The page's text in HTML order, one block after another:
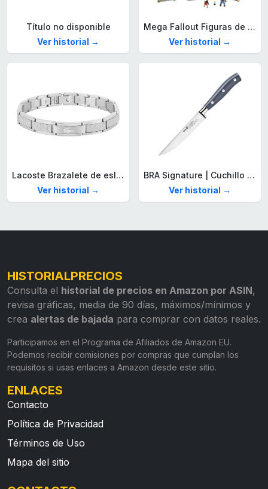
Título no disponible
Ver historial →
Mega Fallout Figuras de acción y Juguetes de construcción, Parada de Camiones Red Rocket con 824 Piezas, 2 Personajes articulados y Accesorios, para coleccionistas, HXT00
Ver historial →
Lacoste Brazalete de eslabón para Hombre Colección STENCIL de Acero inoxidable
Ver historial →
BRA Signature | Cuchillo tomatero 120 mm, Acero Inoxidable alemán forjado con Molibdeno Vanadio, Mango Remachado ABS, Diseño Ergonómico, Hoja 1,6 mm espesor
Ver historial →
HISTORIALPRECIOS
Consulta el historial de precios en Amazon por ASIN,
revisa gráficas, media de 90 días, máximos/mínimos y
crea alertas de bajada para comprar con datos reales.
Participamos en el Programa de Afiliados de Amazon EU.
Podemos recibir comisiones por compras que cumplan los
requisitos si usas enlaces a Amazon desde este sitio.
ENLACES
Contacto
Política de Privacidad
Términos de Uso
Mapa del sitio